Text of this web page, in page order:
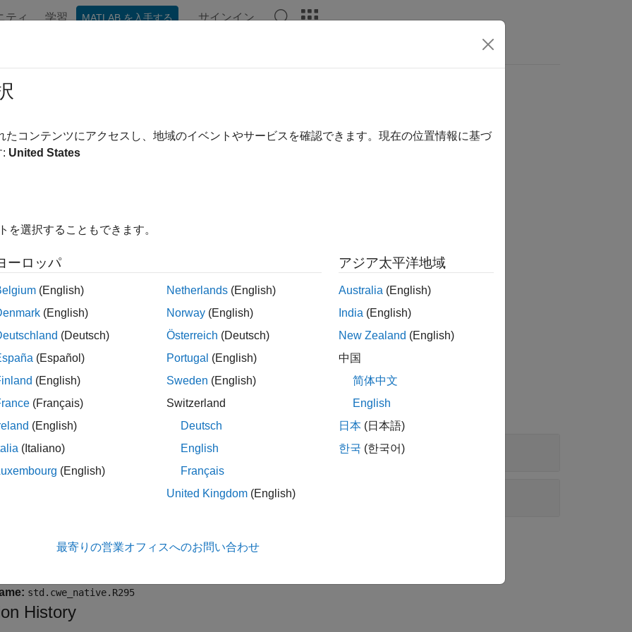
ティ 学習 MATLAB を入手する サインイン
Rule 295
Certificate Validation
checker checks for these issues:
of certificate not checked
certificate accepted
all
of certificate not checked
Information
std.cwe_native.R295
History
たコンテンツにアクセスし、地域のイベントやサービスを確認できます。現在の位置情報に基づ
: United States
を選択することもできます。
ーロッパ
(English)
(English)
(Deutsch)
(Español)
(English)
(Français)
(English)
(Italiano)
(English)
Netherlands (English)
Norway (English)
Österreich (Deutsch)
Portugal (English)
Sweden (English)
Switzerland
Deutsch
English
Français
United Kingdom (English)
アジア太平洋地域
Australia (English)
India (English)
New Zealand (English)
中国
简体中文
English
日本 (日本語)
한국 (한국어)
最寄りの営業オフィスへのお問い合わせ